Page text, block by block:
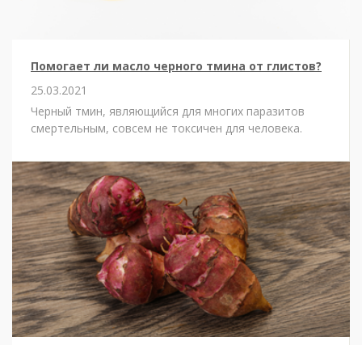
Помогает ли масло черного тмина от глистов?
25.03.2021
Черный тмин, являющийся для многих паразитов
смертельным, совсем не токсичен для человека.